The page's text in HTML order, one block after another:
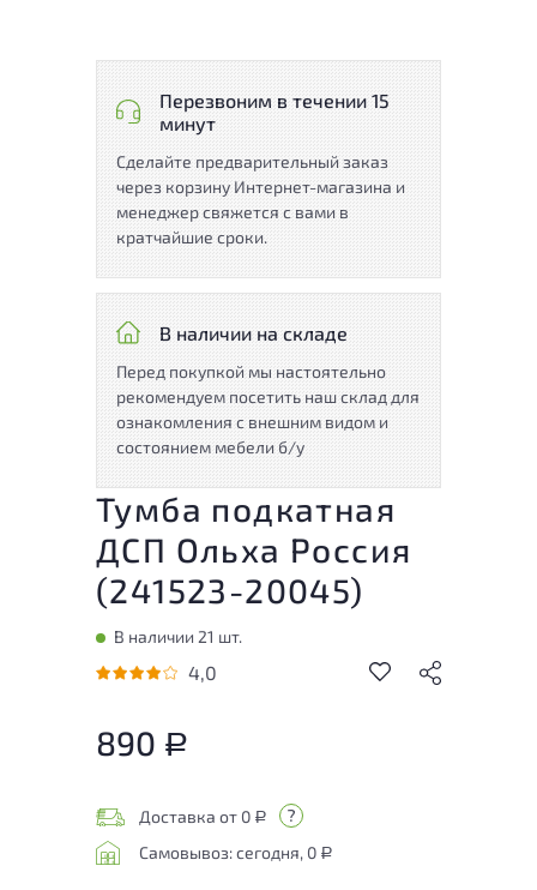
Перезвоним в течении 15
минут
Сделайте предварительный заказ
через корзину Интернет-магазина и
менеджер свяжется с вами в
кратчайшие сроки.
В наличии на складе
Перед покупкой мы настоятельно
рекомендуем посетить наш склад для
ознакомления с внешним видом и
состоянием мебели б/у
Тумба подкатная
ДСП Ольха Россия
(241523-20045)
В наличии 21 шт.
4,0
890 Р
Доставка от 0 Р
Самовывоз: сегодня, 0 Р